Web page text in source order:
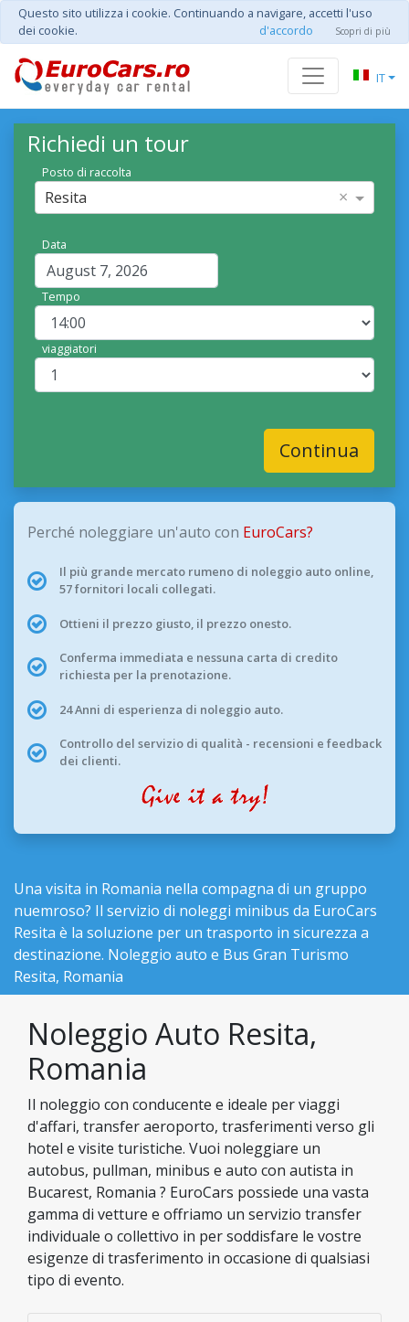
Questo sito utilizza i cookie. Continuando a navigare, accetti l'uso
dei cookie.
d'accordo Scopri di più
IT
Richiedi un tour
Posto di raccolta
Resita ×
Data
Tempo
viaggiatori
Continua
Perché noleggiare un'auto con EuroCars?
Il più grande mercato rumeno di noleggio auto online,
57 fornitori locali collegati.
Ottieni il prezzo giusto, il prezzo onesto.
Conferma immediata e nessuna carta di credito
richiesta per la prenotazione.
24 Anni di esperienza di noleggio auto.
Controllo del servizio di qualità - recensioni e feedback
dei clienti.
Una visita in Romania nella compagna di un gruppo
nuemroso? Il servizio di noleggi minibus da EuroCars
Resita è la soluzione per un trasporto in sicurezza a
destinazione. Noleggio auto e Bus Gran Turismo
Resita, Romania
Noleggio Auto Resita,
Romania
Il noleggio con conducente e ideale per viaggi
d'affari, transfer aeroporto, trasferimenti verso gli
hotel e visite turistiche. Vuoi noleggiare un
autobus, pullman, minibus e auto con autista in
Bucarest, Romania ? EuroCars possiede una vasta
gamma di vetture e offriamo un servizio transfer
individuale o collettivo in per soddisfare le vostre
esigenze di trasferimento in occasione di qualsiasi
tipo di evento.